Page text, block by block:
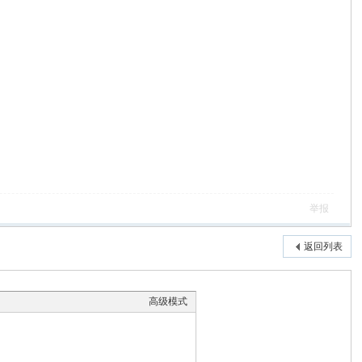
举报
返回列表
高级模式